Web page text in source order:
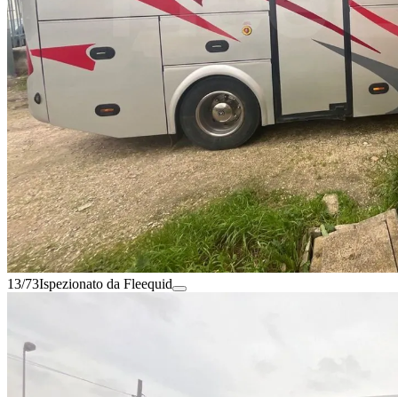
13/73Ispezionato da Fleequid